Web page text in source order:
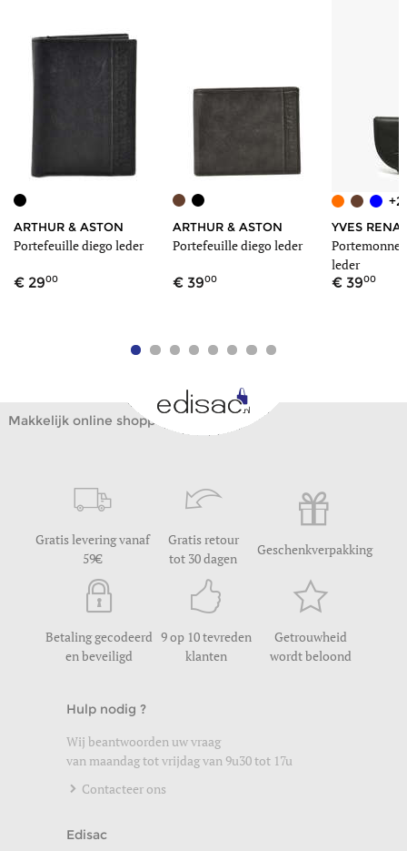
ARTHUR & ASTON
Portefeuille diego leder
2900
ARTHUR & ASTON
Portefeuille diego leder
3900
+2
YVES
leder
3900
Makkelijk online shoppen
Gratis levering vanaf
59
Gratis retour
tot 30 dagen
Geschenkverpakking
Betaling gecodeerd
en beveiligd
9 op 10 tevreden
klanten
Getrouwheid
wordt beloond
Hulp nodig ?
Wij beantwoorden uw vraag
van maandag tot vrijdag van 9u30 tot 17u
Contacteer ons
Edisac